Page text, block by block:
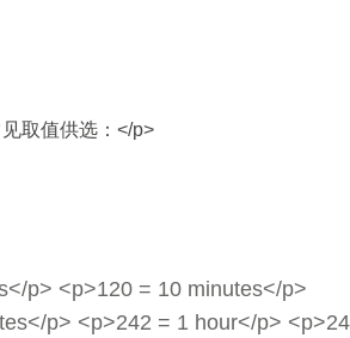
取值供选：</p>
p> <p>120 = 10 minutes</p>
p> <p>242 = 1 hour</p>